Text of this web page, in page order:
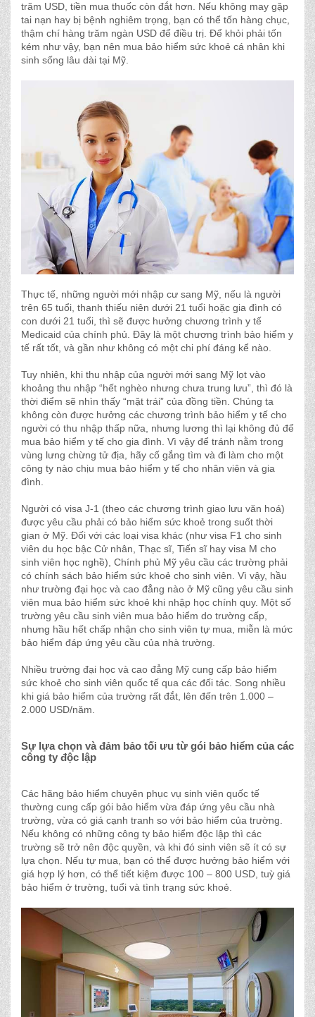
trăm USD, tiền mua thuốc còn đắt hơn. Nếu không may gặp
tai nạn hay bị bệnh nghiêm trọng, bạn có thể tốn hàng chục,
thậm chí hàng trăm ngàn USD để điều trị. Để khỏi phải tốn
kém như vậy, bạn nên mua bảo hiểm sức khoẻ cá nhân khi
sinh sống lâu dài tại Mỹ.
Thực tế, những người mới nhập cư sang Mỹ, nếu là người
trên 65 tuổi, thanh thiếu niên dưới 21 tuổi hoặc gia đình có
con dưới 21 tuổi, thì sẽ được hưởng chương trình y tế
Medicaid của chính phủ. Đây là một chương trình bảo hiểm y
tế rất tốt, và gần như không có một chi phí đáng kể nào.
Tuy nhiên, khi thu nhập của người mới sang Mỹ lọt vào
khoảng thu nhập “hết nghèo nhưng chưa trung lưu”, thì đó là
thời điểm sẽ nhìn thấy “mặt trái” của đồng tiền. Chúng ta
không còn được hưởng các chương trình bảo hiểm y tế cho
người có thu nhập thấp nữa, nhưng lương thì lại không đủ để
mua bảo hiểm y tế cho gia đình. Vì vậy để tránh nằm trong
vùng lưng chừng tử địa, hãy cố gắng tìm và đi làm cho một
công ty nào chịu mua bảo hiểm y tế cho nhân viên và gia
đình.
Người có visa J-1 (theo các chương trình giao lưu văn hoá)
được yêu cầu phải có bảo hiểm sức khoẻ trong suốt thời
gian ở Mỹ. Đối với các loại visa khác (như visa F1 cho sinh
viên du học bậc Cử nhân, Thạc sĩ, Tiến sĩ hay visa M cho
sinh viên học nghề), Chính phủ Mỹ yêu cầu các trường phải
có chính sách bảo hiểm sức khoẻ cho sinh viên. Vì vậy, hầu
như trường đại học và cao đẳng nào ở Mỹ cũng yêu cầu sinh
viên mua bảo hiểm sức khoẻ khi nhập học chính quy. Một số
trường yêu cầu sinh viên mua bảo hiểm do trường cấp,
nhưng hầu hết chấp nhận cho sinh viên tự mua, miễn là mức
bảo hiểm đáp ứng yêu cầu của nhà trường.
Nhiều trường đại học và cao đẳng Mỹ cung cấp bảo hiểm
sức khoẻ cho sinh viên quốc tế qua các đối tác. Song nhiều
khi giá bảo hiểm của trường rất đắt, lên đến trên 1.000 –
2.000 USD/năm.
Sự lựa chọn và đảm bảo tối ưu từ gói bảo hiểm của các
công ty độc lập
Các hãng bảo hiểm chuyên phục vụ sinh viên quốc tế
thường cung cấp gói bảo hiểm vừa đáp ứng yêu cầu nhà
trường, vừa có giá cạnh tranh so với bảo hiểm của trường.
Nếu không có những công ty bảo hiểm độc lập thì các
trường sẽ trở nên độc quyền, và khi đó sinh viên sẽ ít có sự
lựa chọn. Nếu tự mua, bạn có thể được hưởng bảo hiểm với
giá hợp lý hơn, có thể tiết kiệm được 100 – 800 USD, tuỳ giá
bảo hiểm ở trường, tuổi và tình trạng sức khoẻ.